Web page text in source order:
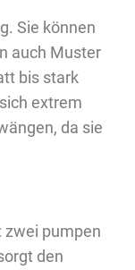
Sie können
auch Muster
bis stark
extrem
da sie
zwei pumpen
den